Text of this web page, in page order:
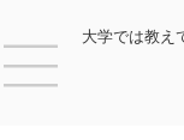
大学では教え